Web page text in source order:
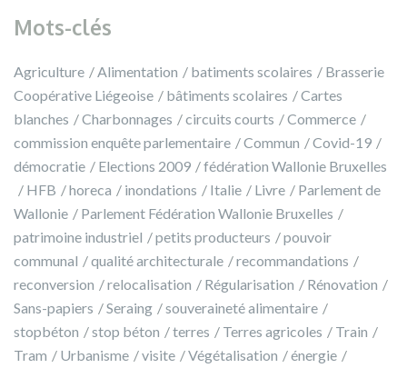
Mots-clés
Agriculture Alimentation batiments scolaires
Brasserie
Coopérative Liégeoise
bâtiments scolaires
Cartes
blanches
Charbonnages circuits courts
Commerce
commission enquête parlementaire
Commun
Covid-19
démocratie
Elections 2009
fédération Wallonie Bruxelles
HFB
horeca inondations Italie Livre
Parlement de
Wallonie
Parlement Fédération Wallonie Bruxelles
patrimoine industriel
petits producteurs
pouvoir
communal
qualité architecturale
recommandations
reconversion
relocalisation Régularisation
Rénovation
Sans-papiers
Seraing
souveraineté alimentaire
stopbéton
stop béton terres Terres agricoles
Train
Tram
Urbanisme visite Végétalisation
énergie